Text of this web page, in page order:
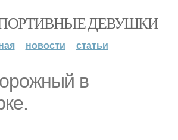
СПОРТИВНЫЕ ДЕВУШКИ
новости статьи
в